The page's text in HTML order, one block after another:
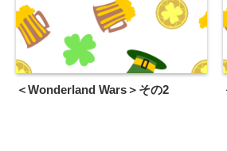
＜Wonderland Wars＞その2